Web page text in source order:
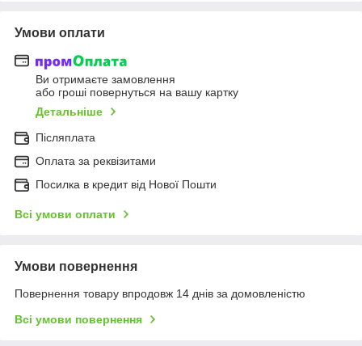
Умови оплати
Ви отримаєте замовлення
або гроші повернуться на вашу картку
Детальніше
Післяплата
Оплата за реквізитами
Посилка в кредит від Нової Пошти
Всі умови оплати
Умови повернення
Повернення товару впродовж 14 днів за домовленістю
Всі умови повернення